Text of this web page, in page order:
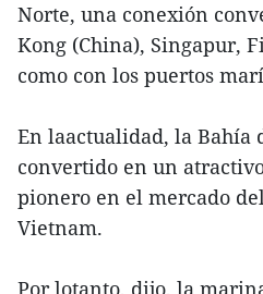
Norte, una conexión
Kong (China), Singapur,
como con los puertos
En laactualidad, la Bahía
convertido en un
pionero en el mercado
Vietnam.
Por lotanto, dijo, la